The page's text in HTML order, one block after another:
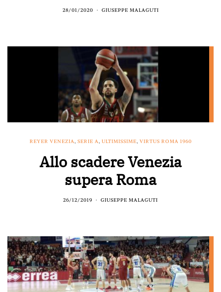
28/01/2020 GIUSEPPE MALAGUTI
REYER VENEZIA, SERIE A, ULTIMISSIME, VIRTUS ROMA 1960
Allo scadere Venezia
supera Roma
26/12/2019 GIUSEPPE MALAGUTI